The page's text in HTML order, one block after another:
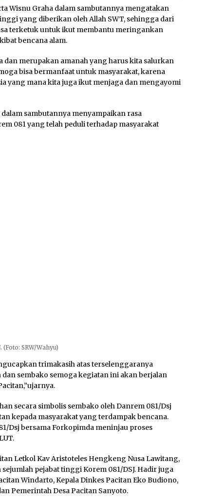
Wisnu Graha dalam sambutannya mengatakan
yang diberikan oleh Allah SWT, sehingga dari
terketuk untuk ikut membantu meringankan
bencana alam.
dan merupakan amanah yang harus kita salurkan
bisa bermanfaat untuk masyarakat, karena
yang mana kita juga ikut menjaga dan mengayomi
sambutannya menyampaikan rasa
081 yang telah peduli terhadap masyarakat
SRW/Wahyu)
trimakasih atas terselenggaranya
sembako semoga kegiatan ini akan berjalan
secara simbolis sembako oleh Danrem 081/Dsj
kepada masyarakat yang terdampak bencana.
Dsj bersama Forkopimda meninjau proses
Letkol Kav Aristoteles Hengkeng Nusa Lawitang,
pejabat tinggi Korem 081/DSJ. Hadir juga
Windarto, Kepala Dinkes Pacitan Eko Budiono,
Pemerintah Desa Pacitan Sanyoto.